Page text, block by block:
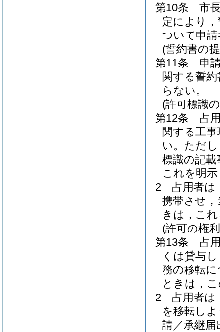
第10条
市
定により
ついて申
(誓約書の
第11条
申
関する誓約
らない。
(許可標識
第12条
占
関する工
い。 ただ
標識の記
これを明
2
占用者は
携帯させ
きは，こ
(許可の権
第13条
占
くは貸与
務の移転
ときは，
2
占用者は
を移転し
請／承継届